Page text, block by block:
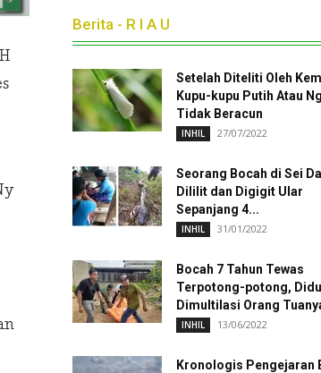
Berita - R I A U
Setelah Diteliti Oleh
Kupu-kupu Putih Atau
Tidak Beracun
INHIL 27/07/2022
Seorang Bocah di Sei
Dililit dan Digigit Ular
Sepanjang 4...
INHIL 31/01/2022
Bocah 7 Tahun Tewas
Terpotong-potong,
Dimultilasi Orang
INHIL 13/06/2022
Kronologis Pengejaran